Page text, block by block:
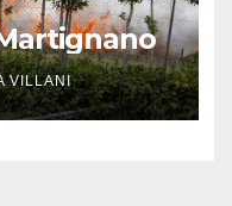
VILLANI